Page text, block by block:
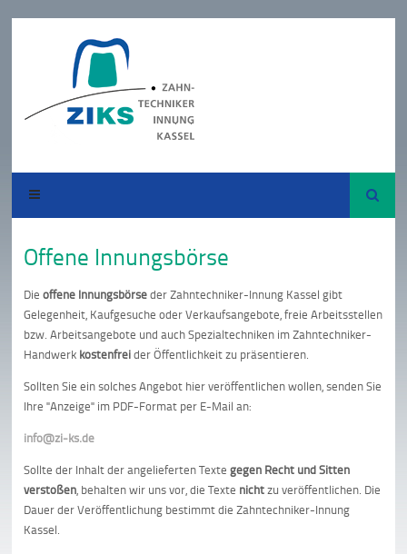
Suche
Offene Innungsbörse
Die offene Innungsbörseder Zahntechniker-Innung Kassel gibt
Gelegenheit, Kaufgesuche oder Verkaufsangebote, freie Arbeitsstellen
bzw. Arbeitsangebote und auch Spezialtechniken im Zahntechniker-
Handwerk kostenfreider Öffentlichkeit zu präsentieren.
Sollten Sie ein solches Angebot hier veröffentlichen wollen, senden Sie
Ihre "Anzeige" im PDF-Format per E-Mail an:
info@zi-ks.de
Sollte der Inhalt der angelieferten Textegegen Recht und Sitten
verstoßen, behalten wir uns vor, die Texte nichtzu veröffentlichen. Die
Dauer der Veröffentlichung bestimmt die Zahntechniker-Innung
Kassel.